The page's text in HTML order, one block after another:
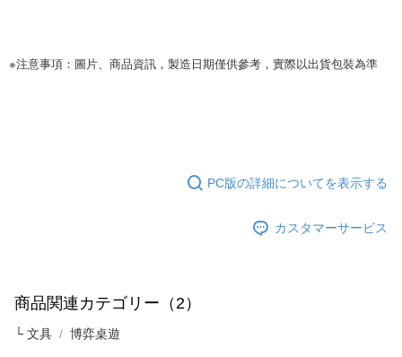
個人情報の処理、利用について疑問がある、または関連する法律の権利を
※注意事項：圖片、商品資訊，製造日期僅供參考，實際以出貨包裝為準
PC版の詳細についてを表示する
カスタマーサービス
商品関連カテゴリー（2）
└ 文具 博弈桌遊